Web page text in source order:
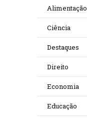
Alimentação
Ciência
Destaques
Direito
Economia
Educação